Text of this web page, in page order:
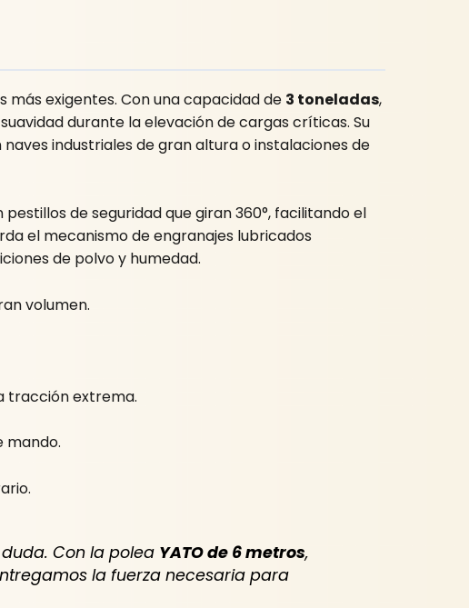
más exigentes. Con una capacidad de 3 toneladas,
durante la elevación de cargas críticas. Su
industriales de gran altura o instalaciones de
de seguridad que giran 360°, facilitando el
el mecanismo de engranajes lubricados
de polvo y humedad.
volumen.
tracción extrema.
mando.
Con la polea YATO de 6 metros,
la fuerza necesaria para